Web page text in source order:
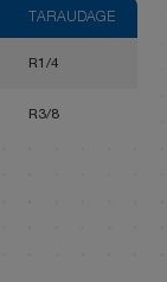
TARAUDAGE
R1/4
R3/8